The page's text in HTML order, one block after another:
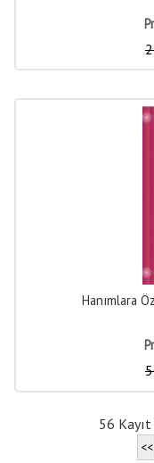
Hanımlara
56
<<